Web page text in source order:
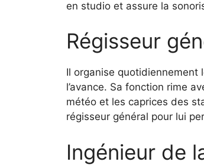
en studio et assure la
Régisseur
Il organise quotidiennement
l’avance. Sa fonction rime
météo et les caprices des
régisseur général pour lui
Ingénieur de